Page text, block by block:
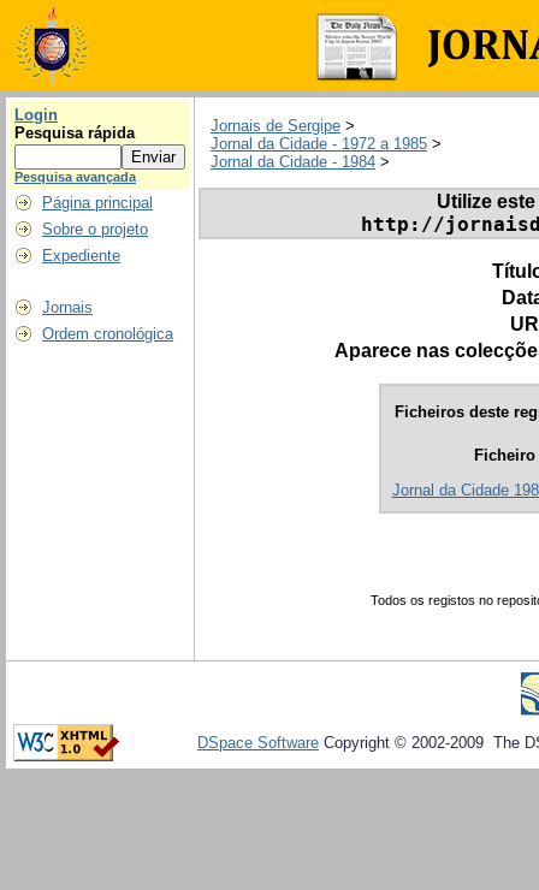
Login
Pesquisa rápida
Pesquisa avançada
Página principal
Sobre o projeto
Expediente
Jornais
Ordem cronológica
Jornais de Sergipe >
Jornal da Cidade - 1972 a 1985 >
Jornal da Cidade - 1984 >
Utilize
http://
Aparece nas
Ficheiros deste
Ficheiro
Jornal da Cidade
Todos os registos no
DSpace Software Copyright © 2002-2009 The